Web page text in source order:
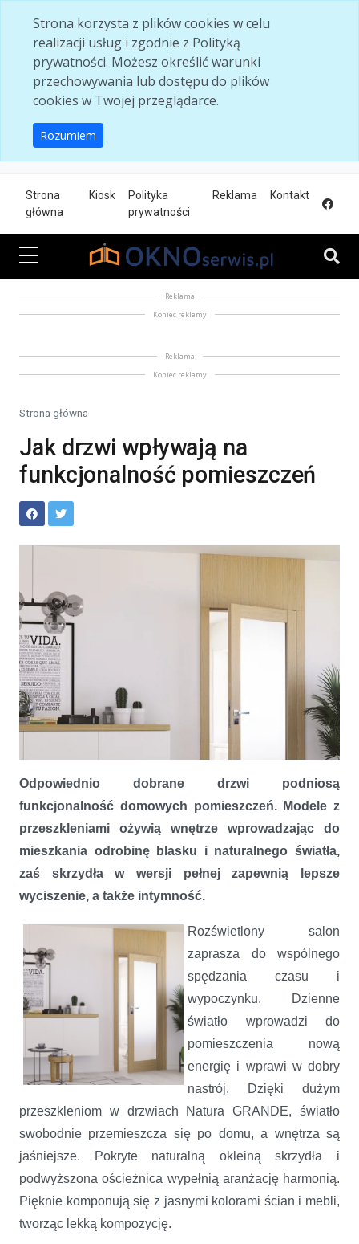
Strona korzysta z plików cookies w celu
realizacji usług i zgodnie z Polityką
prywatności. Możesz określić warunki
przechowywania lub dostępu do plików
cookies w Twojej przeglądarce.
Rozumiem
Strona
główna
Kiosk
Polityka
prywatności
Reklama Kontakt
Reklama
Koniec reklamy
Reklama
Koniec reklamy
Strona główna
Jak drzwi wpływają na
funkcjonalność pomieszczeń
Jak drzwi wpływają na funkcjonalność pomieszczeń
Odpowiednio dobrane drzwi podniosą
funkcjonalność domowych pomieszczeń. Modele z
przeszkleniami ożywią wnętrze wprowadzając do
mieszkania odrobinę blasku i naturalnego światła,
zaś skrzydła w wersji pełnej zapewnią lepsze
wyciszenie, a także intymność.
Rozświetlony salon
zaprasza do wspólnego
spędzania czasu i
wypoczynku. Dzienne
światło wprowadzi do
pomieszczenia nową
energię i wprawi w dobry
nastrój. Dzięki dużym
przeszkleniom w drzwiach Natura GRANDE, światło
swobodnie przemieszcza się po domu, a wnętrza są
jaśniejsze. Pokryte naturalną okleiną skrzydła i
podwyższona ościeżnica wypełnią aranżację harmonią.
Pięknie komponują się z jasnymi kolorami ścian i mebli,
tworząc lekką kompozycję.